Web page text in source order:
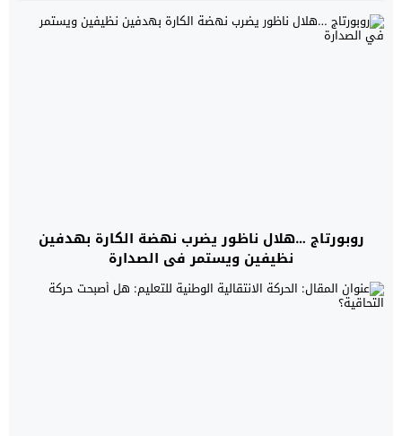
روبورتاج …هلال ناظور يضرب نهضة الكارة بهدفين
نظيفين ويستمر في الصدارة